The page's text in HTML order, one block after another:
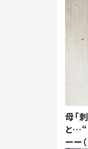
母「
と…“
ーー